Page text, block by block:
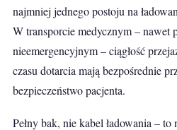
najmniej jednego postoju na
W transporcie medycznym – nawet
nieemergencyjnym – ciągłość
czasu dotarcia mają bezpośrednie
bezpieczeństwo pacjenta.
Pełny bak, nie kabel ładowania – to